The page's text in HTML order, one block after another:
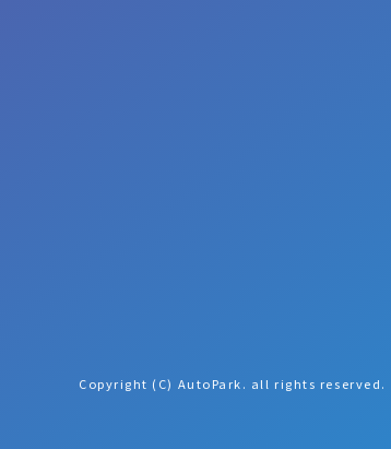
Copyright (C) AutoPark. all rights reserved.